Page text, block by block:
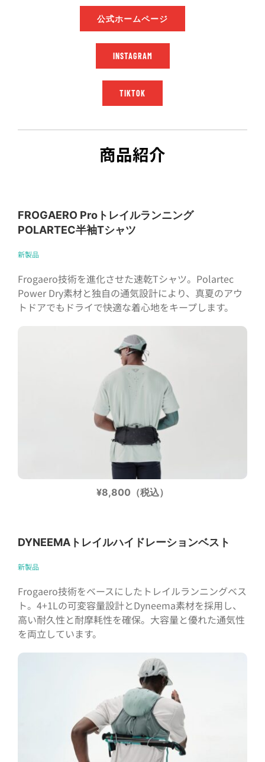
公式ホームページ
INSTAGRAM
TIKTOK
商品紹介
FROGAERO Proトレイルランニング
POLARTEC半袖Tシャツ
新製品
Frogaero技術を進化させた速乾Tシャツ。Polartec
Power Dry素材と独自の通気設計により、真夏のアウ
トドアでもドライで快適な着心地をキープします。
¥8,800（税込）
DYNEEMAトレイルハイドレーションベスト
新製品
Frogaero技術をベースにしたトレイルランニングベス
ト。4+1Lの可変容量設計とDyneema素材を採用し、
高い耐久性と耐摩耗性を確保。大容量と優れた通気性
を両立しています。